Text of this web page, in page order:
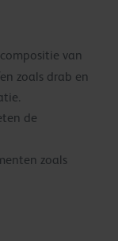
van
zoals drab en
de
zoals